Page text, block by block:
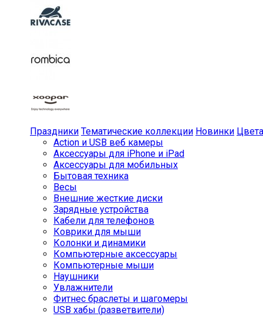
Праздники Тематические коллекции Новинки Цвета
Action и USB веб камеры
Аксессуары для iPhone и iPad
Аксессуары для мобильных
Бытовая техника
Весы
Внешние жесткие диски
Зарядные устройства
Кабели для телефонов
Коврики для мыши
Колонки и динамики
Компьютерные аксессуары
Компьютерные мыши
Наушники
Увлажнители
Фитнес браслеты и шагомеры
USB хабы (разветвители)